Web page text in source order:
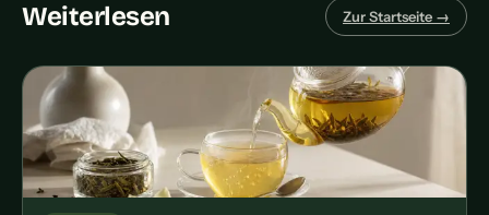
Weiterlesen Zur Startseite →